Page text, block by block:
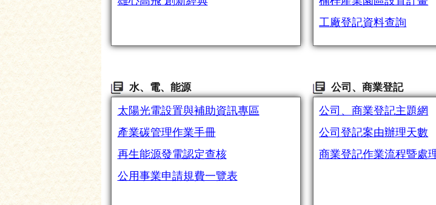
工廠登記資料查詢
水、電、能源
太陽光電設置與補助資訊專區
產業碳管理作業手冊
再生能源發電認定查核
公用事業申請規費一覽表
公司、商業登記
公司、商業登記主題網
公司登記案由辦理天數
商業登記作業流程暨處